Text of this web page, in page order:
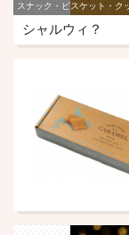
スナック・ビスケット・ク
シャルウィ？